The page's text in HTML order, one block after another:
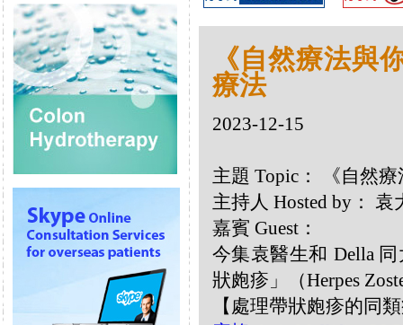
《自然療法與
療法
2023-12-15
主題 Topic： 《自然
主持人 Hosted by：
嘉賓 Guest：
今集袁醫生和 Della
狀皰疹」（Herpes
【處理帶狀皰疹的同